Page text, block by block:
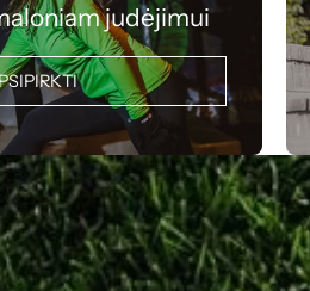
judėjimui